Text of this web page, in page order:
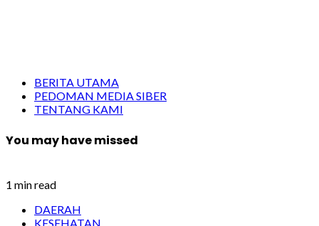
BERITA UTAMA
PEDOMAN MEDIA SIBER
TENTANG KAMI
You may have missed
1 min read
DAERAH
KESEHATAN